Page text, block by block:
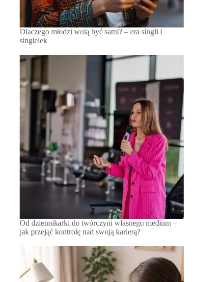
Dlaczego młodzi wolą być sami? – era singli i
singielek
Od dziennikarki do twórczyni własnego medium –
jak przejąć kontrolę nad swoją karierą?